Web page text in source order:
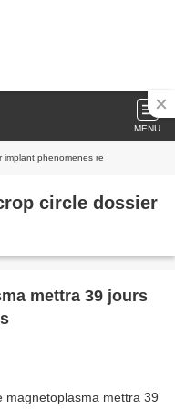
MENU
implant phenomenes re
circle dossier